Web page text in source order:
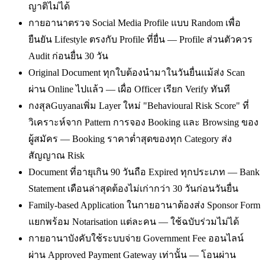
ญาติไม่ได้
กายอานาตรวจ Social Media Profile แบบ Random เพื่อ
ยืนยัน Lifestyle ตรงกับ Profile ที่ยื่น — Profile ส่วนตัวควร
Audit ก่อนยื่น 30 วัน
Original Document ทุกใบต้องนำมาในวันยื่นแม้ส่ง Scan
ผ่าน Online ไปแล้ว — เผื่อ Officer เรียก Verify ทันที
กงสุลGuyanaเพิ่ม Layer ใหม่ "Behavioural Risk Score" ที่
วิเคราะห์จาก Pattern การจอง Booking และ Browsing ของ
ผู้สมัคร — Booking ราคาต่ำสุดของทุก Category ส่ง
สัญญาณ Risk
Document ที่อายุเกิน 90 วันถือ Expired ทุกประเภท — Bank
Statement เดือนล่าสุดต้องไม่เก่ากว่า 30 วันก่อนวันยื่น
Family-based Application ในกายอานาต้องส่ง Sponsor Form
แยกพร้อม Notarisation แต่ละคน — ใช้ฉบับร่วมไม่ได้
กายอานาบังคับใช้ระบบจ่าย Government Fee ออนไลน์
ผ่าน Approved Payment Gateway เท่านั้น — โอนผ่าน